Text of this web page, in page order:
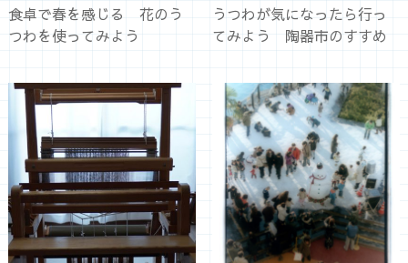
食卓で春を感じる 花のう
つわを使ってみよう
うつわが気になったら行っ
てみよう 陶器市のすすめ